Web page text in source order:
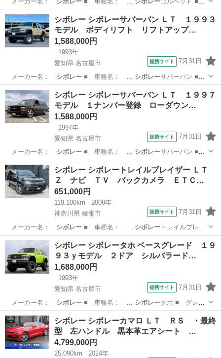
…愛知 一宮市 その他
シボレー シボレーサバーバン ＬＴ １９９３
モデル ボディリフト リフトアップ…
1,588,000円
1993年
愛知県 名古屋市
提携サイト 7月31日
メーカー名： シボレー■ 車種名： … シボレーサバーバン ■
…愛知 名古屋市
シボレー シボレーサバーバン ＬＴ １９９７
モデル １ナンバー登録 ローダウン…
1,588,000円
1997年
愛知県 名古屋市
提携サイト 7月31日
メーカー名： シボレー■ 車種名： … シボレーサバーバン ■
…愛知 名古屋市 その他
シボレー シボレートレイルブレイザー ＬＴ
Ｚ ナビ ＴＶ バックカメラ ＥＴＣ…
651,000円
119,100km
2008年
神奈川県 綾瀬市
提携サイト 7月31日
メーカー名： シボレー■ 車種名： … シボレートレイルブレイ
ザ…
神奈川 綾瀬市 その他
シボレー シボレータホ ベースグレード １９
９３ｙモデル ２ドア シルバラード…
1,688,000円
1993年
愛知県 名古屋市
提携サイト 7月31日
メーカー名： シボレー■ 車種名： … シボレータホ ■ グレ
ー…
愛知 名古屋市
シボレー シボレーカマロ ＬＴ ＲＳ ・最終
型 左ハンドル 黒本革エアシート …
4,799,000円
25,090km
2024年